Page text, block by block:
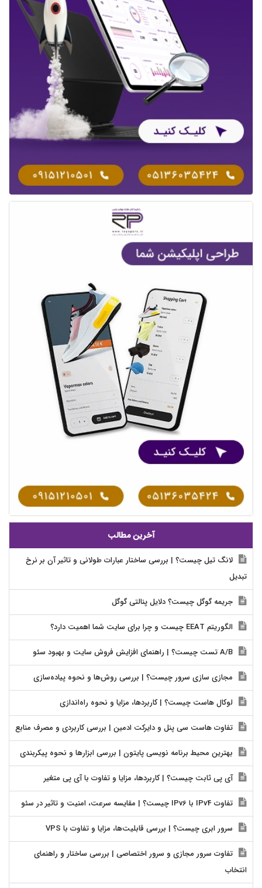
آخرین مطالب
لانگ تیل چیست؟ | بررسی ساختار عبارات طولانی و تاثیر آن بر نرخ
تبدیل
جریمه گوگل چیست؟ دلایل پنالتی گوگل
الگوریتم EEAT چیست و چرا برای سایت شما اهمیت دارد؟
مجازی سازی سرور چیست؟ | بررسی روش‌ها و نحوه پیاده‌سازی
لوکال هاست چیست؟ | کاربردها، مزایا و نحوه راه‌اندازی
تفاوت هاست سی پنل و دایرکت ادمین | بررسی کاربردی و مصرف منابع
بهترین محیط برنامه نویسی پایتون | بررسی ابزارها و نحوه پیکربندی
آی پی ثابت چیست؟ | کاربردها، مزایا و تفاوت با آی پی متغیر
تفاوت IPv4 با IPv6 چیست؟ | مقایسه سرعت، امنیت و تاثیر در سئو
سرور ابری چیست؟ | بررسی قابلیت‌ها، مزایا و تفاوت با VPS
تفاوت سرور مجازی و سرور اختصاصی | بررسی ساختار و راهنمای
انتخاب